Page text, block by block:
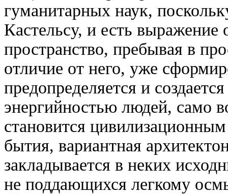
гуманитарных наук,
Кастельсу, и есть
пространство, пребывая в
отличие от него, уже
предопределяется и
энергийностью людей, само
становится
бытия, вариантная
закладывается в неких
не поддающихся легкому